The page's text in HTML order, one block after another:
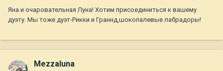
Яна и очаровательная Луна! Хотим присоединиться к вашему
дуэту. Мы тоже дуэт-Рикки и Граннд,шокопалевые лабрадоры!
Mezzaluna